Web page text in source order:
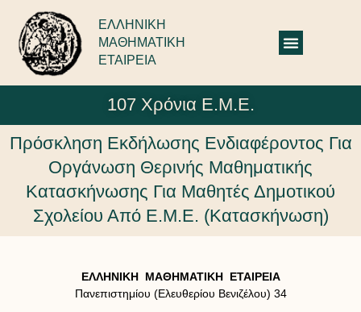
ΕΛΛΗΝΙΚΗ
ΜΑΘΗΜΑΤΙΚΗ
ΕΤΑΙΡΕΙΑ
107 Χρόνια Ε.Μ.Ε.
Πρόσκληση Εκδήλωσης Ενδιαφέροντος Για
Οργάνωση Θερινής Μαθηματικής
Κατασκήνωσης Για Μαθητές Δημοτικού
Σχολείου Από Ε.Μ.Ε. (Κατασκήνωση)
ΕΛΛΗΝΙΚΗ ΜΑΘΗΜΑΤΙΚΗ ΕΤΑΙΡΕΙΑ
Πανεπιστημίου (Ελευθερίου Βενιζέλου) 34